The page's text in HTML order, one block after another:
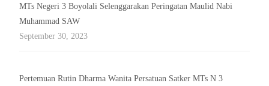
MTs Negeri 3 Boyolali Selenggarakan Peringatan Maulid Nabi
Muhammad SAW
September 30, 2023
Pertemuan Rutin Dharma Wanita Persatuan Satker MTs N 3